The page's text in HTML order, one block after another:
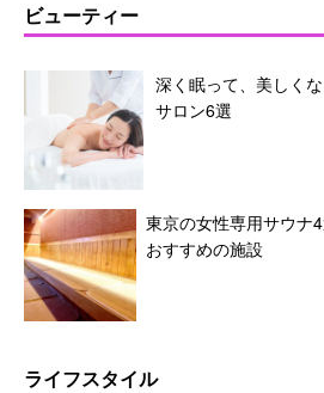
ビューティー
深く眠って、美しく
サロン6選
東京の女性専用サウ
おすすめの施設
ライフスタイル